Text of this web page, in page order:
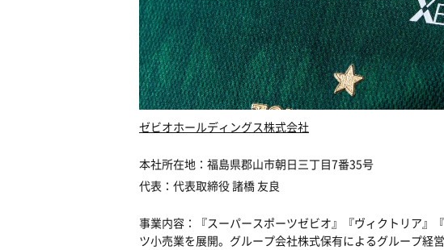
ゼビオホールディングス株式会社
本社所在地：福島県郡山市朝日三丁目7番35号
代表：代表取締役 諸橋 友良
事業内容：『スーパースポーツゼビオ』『ヴィクトリア』
ツ小売業を展開。グループ会社株式保有によるグループ経